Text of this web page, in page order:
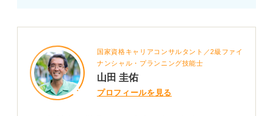
国家資格キャリアコンサルタント／2級ファイ
ナンシャル・プランニング技能士
山田 圭佑
プロフィールを見る